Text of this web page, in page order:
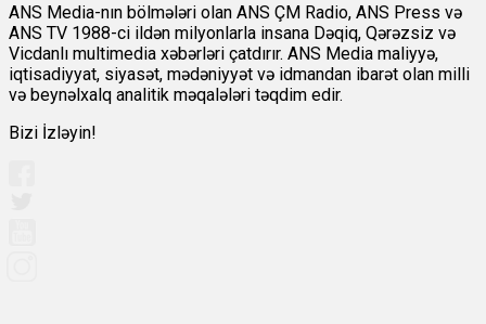
ANS Media-nın bölmələri olan ANS ÇM Radio, ANS Press və
ANS TV 1988-ci ildən milyonlarla insana Dəqiq, Qərəzsiz və
Vicdanlı multimedia xəbərləri çatdırır. ANS Media maliyyə,
iqtisadiyyat, siyasət, mədəniyyət və idmandan ibarət olan milli
və beynəlxalq analitik məqalələri təqdim edir.
Bizi İzləyin!